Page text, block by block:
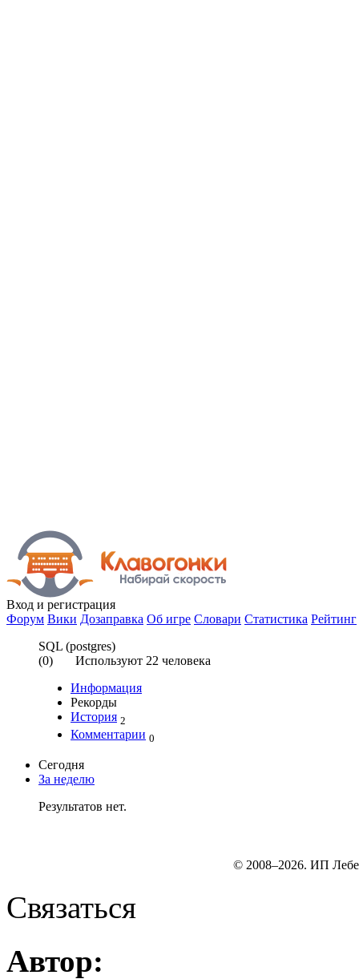
Вход и регистрация
Форум Вики Дозаправка Об игре Словари Статистика Рейтинг
SQL (postgres)
(0) Используют 22 человека
Информация
Рекорды
История 2
Комментарии 0
Сегодня
За неделю
Результатов нет.
© 2008–2026. ИП
Связаться
Автор: